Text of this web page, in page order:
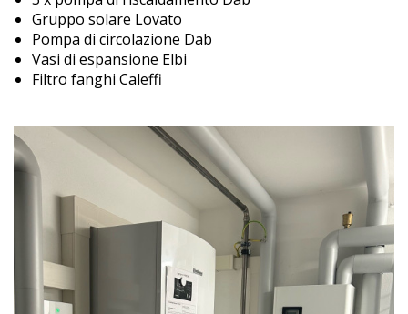
Gruppo solare Lovato
Pompa di circolazione Dab
Vasi di espansione Elbi
Filtro fanghi Caleffi